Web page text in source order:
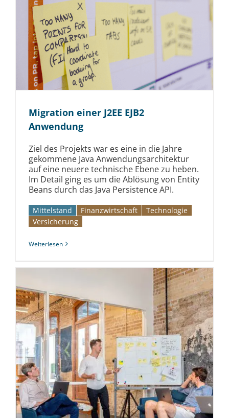
Migration einer J2EE EJB2
Anwendung
Ziel des Projekts war es eine in die Jahre
gekommene Java Anwendungsarchitektur
auf eine neuere technische Ebene zu heben.
Im Detail ging es um die Ablösung von Entity
Beans durch das Java Persistence API.
Mittelstand Finanzwirtschaft
Technologie
Versicherung
Weiterlesen